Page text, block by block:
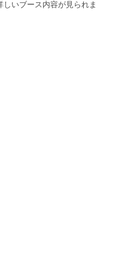
しいブース内容が見られま